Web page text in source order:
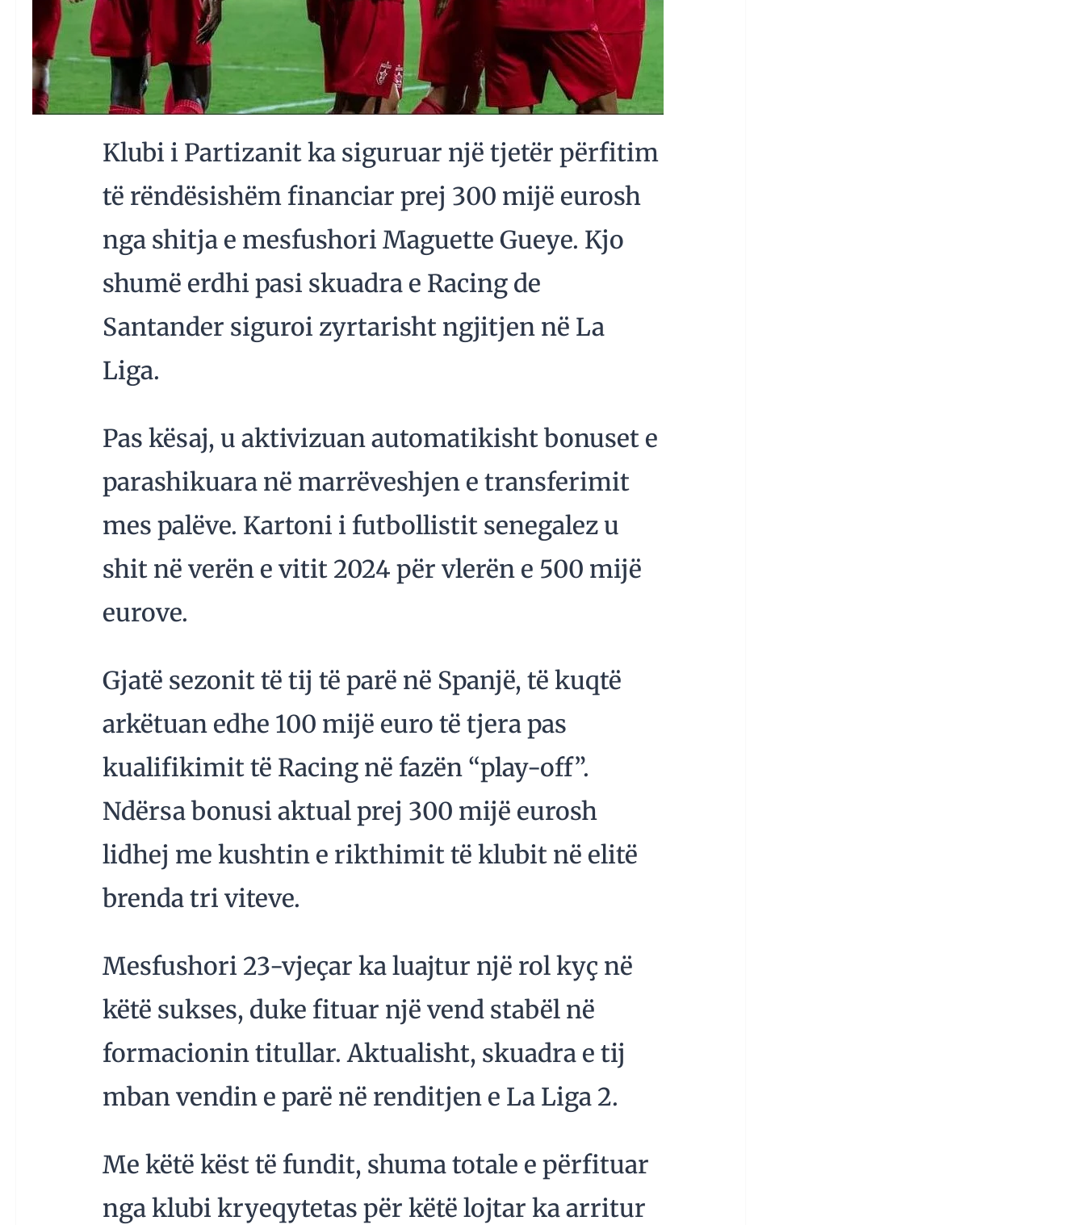
Klubi i Partizanit ka siguruar një tjetër përfitim
të rëndësishëm financiar prej 300 mijë eurosh
nga shitja e mesfushori Maguette Gueye. Kjo
shumë erdhi pasi skuadra e Racing de
Santander siguroi zyrtarisht ngjitjen në La
Liga.
Pas kësaj, u aktivizuan automatikisht bonuset e
parashikuara në marrëveshjen e transferimit
mes palëve. Kartoni i futbollistit senegalez u
shit në verën e vitit 2024 për vlerën e 500 mijë
eurove.
Gjatë sezonit të tij të parë në Spanjë, të kuqtë
arkëtuan edhe 100 mijë euro të tjera pas
kualifikimit të Racing në fazën “play-off”.
Ndërsa bonusi aktual prej 300 mijë eurosh
lidhej me kushtin e rikthimit të klubit në elitë
brenda tri viteve.
Mesfushori 23-vjeçar ka luajtur një rol kyç në
këtë sukses, duke fituar një vend stabël në
formacionin titullar. Aktualisht, skuadra e tij
mban vendin e parë në renditjen e La Liga 2.
Me këtë këst të fundit, shuma totale e përfituar
nga klubi kryeqytetas për këtë lojtar ka arritur